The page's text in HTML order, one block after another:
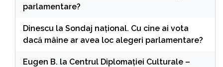
parlamentare?
Dinescu la Sondaj național. Cu cine ai vota
dacă mâine ar avea loc alegeri parlamentare?
Eugen B. la Centrul Diplomației Culturale –